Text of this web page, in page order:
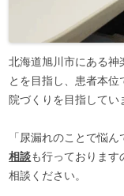
北海道旭川市にある神
とを目指し、患者本
院づくりを目指してい
「尿漏れのことで悩
相談も行っておりま
相談ください。